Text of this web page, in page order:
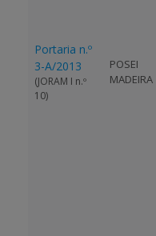
Portaria n.º
3-A/2013
(JORAM I n.º
10)
POSEI
MADEIRA